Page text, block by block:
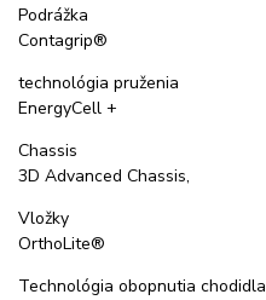
Podrážka
Contagrip®
technológia pruženia
EnergyCell +
Chassis
3D Advanced Chassis,
Vložky
OrthoLite®
Technológia obopnutia chodidla